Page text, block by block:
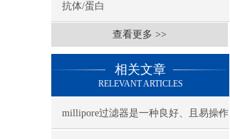
抗体/蛋白
查看更多 >>
相关文章
RELEVANT ARTICLES
millipore过滤器是一种良好、且易操作